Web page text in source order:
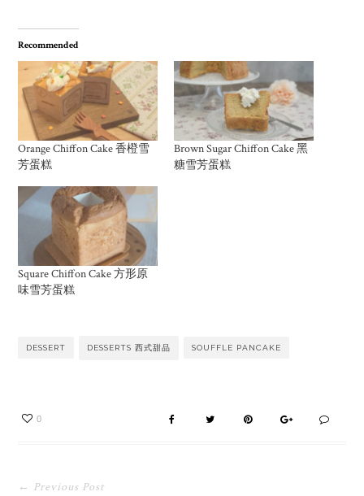
Recommended
Orange Chiffon Cake 香橙雪
芳蛋糕
Brown Sugar Chiffon Cake 黑
糖雪芳蛋糕
Square Chiffon Cake 方形原
味雪芳蛋糕
DESSERT DESSERTS 西式甜品 SOUFFLE PANCAKE
0
← Previous Post